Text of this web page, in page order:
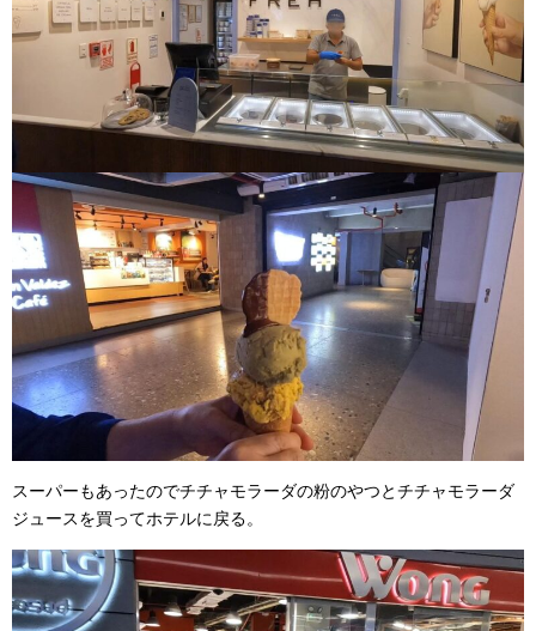
スーパーもあったのでチチャモラーダの粉のやつとチチャモラーダ
ジュースを買ってホテルに戻る。